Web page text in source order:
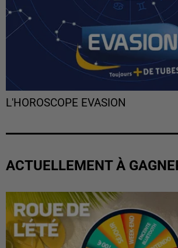
L'HOROSCOPE EVASION
ACTUELLEMENT À